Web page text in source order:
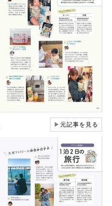
▶元記事を見る